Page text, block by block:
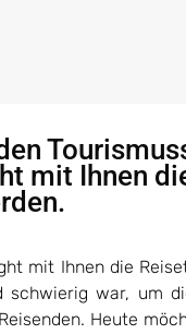
mit Ihnen
mit Ihnen die
war, um
Heute